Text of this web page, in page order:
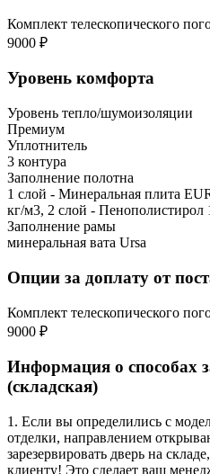
Комплект телескопического
9000 ₽
Уровень комфорта
Уровень тепло/шумоизоляции
Премиум
Уплотнитель
3 контура
Заполнение полотна
1 слой - Минеральная плита
кг/м3, 2 слой - Пенополистирол
Заполнение рамы
минеральная вата Ursa
Опции за доплату от
Комплект телескопического
9000 ₽
Информация о способах
(складская)
1. Если вы определились с
отделки, направлением
зарезервировать дверь на
клиенту! Это сделает ваш